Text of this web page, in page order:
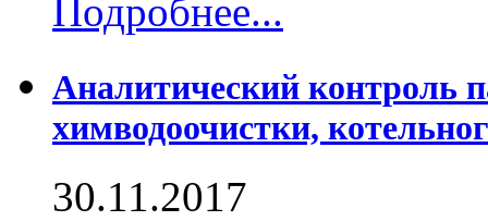
Подробнее...
Аналитический контроль
химводоочистки,
30.11.2017